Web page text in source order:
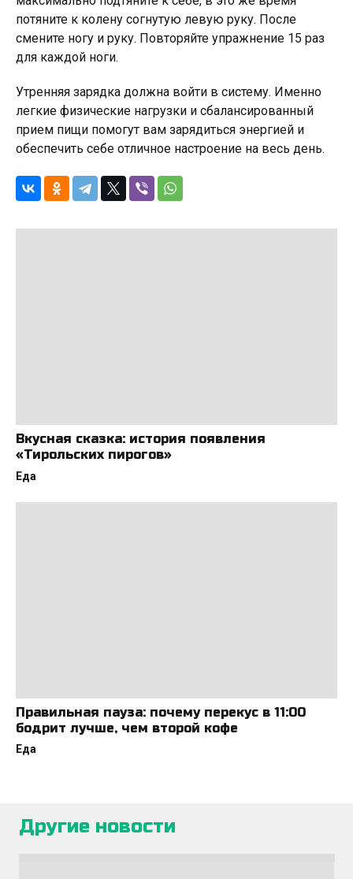
потяните к колену согнутую левую руку. После
смените ногу и руку. Повторяйте упражнение 15 раз
для каждой ноги.
Утренняя зарядка должна войти в систему. Именно
легкие физические нагрузки и сбалансированный
прием пищи помогут вам зарядиться энергией и
обеспечить себе отличное настроение на весь день.
Вкусная сказка: история появления
«Тирольских пирогов»
Еда
Правильная пауза: почему перекус в 11:00
бодрит лучше, чем второй кофе
Еда
Другие новости